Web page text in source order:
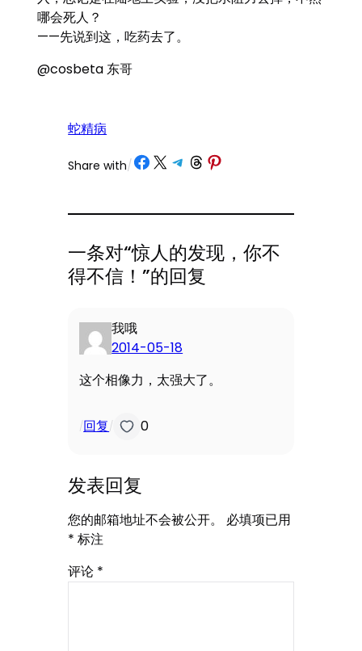
哪会死人？
——先说到这，吃药去了。
@cosbeta 东哥
蛇精病
Share with/ Share on Facebook
Share on X Share on Telegram
Share on Threads
Share on Pinterest
一条对“惊人的发现，你不
得不信！”的回复
我哦
2014-05-18
这个相像力，太强大了。
/回复/ 0
发表回复
您的邮箱地址不会被公开。
必填项已用
* 标注
评论 *